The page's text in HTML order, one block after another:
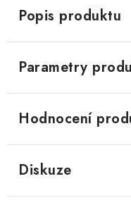
Popis produktu
Parametry
Hodnocení
Diskuze